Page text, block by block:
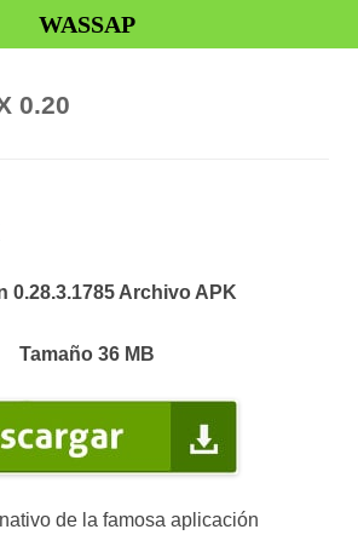
0.20
0.28.3.1785 Archivo APK
Tamaño 36 MB
de la famosa aplicación
WASSAP